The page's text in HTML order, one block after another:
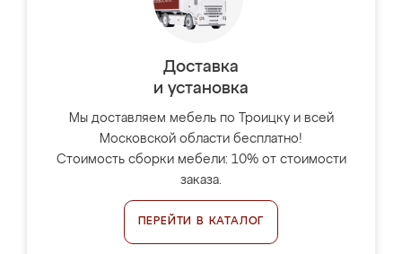
Доставка
и установка
Мы доставляем мебель по Троицку и всей
Московской области бесплатно!
Стоимость сборки мебели: 10% от стоимости
заказа.
ПЕРЕЙТИ В КАТАЛОГ